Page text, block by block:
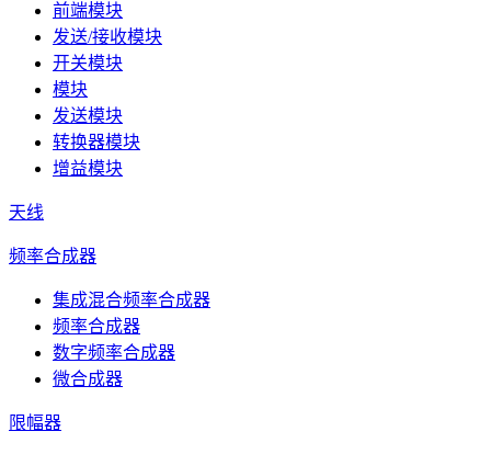
前端模块
发送/接收模块
开关模块
模块
发送模块
转换器模块
增益模块
天线
频率合成器
集成混合频率合成器
频率合成器
数字频率合成器
微合成器
限幅器